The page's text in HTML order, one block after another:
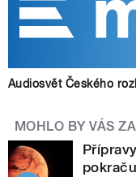
Audiosvět Českého
MOHLO BY VÁS